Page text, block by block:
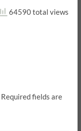
64590 total views
Required fields are